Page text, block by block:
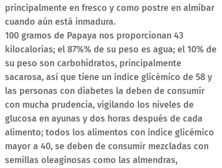
principalmente en fresco y como postre en almíbar
cuando aún está inmadura.
100 gramos de Papaya nos proporcionan 43
kilocalorias; el 87%% de su peso es agua; el 10% de
su peso son carbohidratos, principalmente
sacarosa, así que tiene un índice glicémico de 58 y
las personas con diabetes la deben de consumir
con mucha prudencia, vigilando los niveles de
glucosa en ayunas y dos horas después de cada
alimento; todos los alimentos con índice glicémico
mayor a 40, se deben de consumir mezcladas con
semillas oleaginosas como las almendras,